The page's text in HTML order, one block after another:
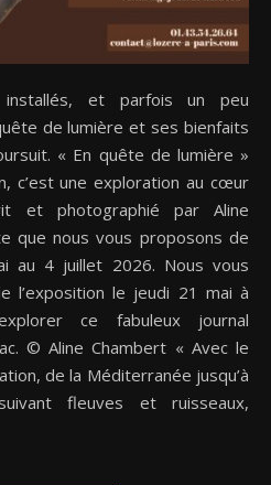
PARIS
de lumière et ses bienfaits
« En quête de lumière »
c’est une exploration au cœur
et photographié par Aline
que nous vous proposons de
au 4 juillet 2026. Nous vous
l’exposition le jeudi 21 mai à
ce fabuleux journal
© Aline Chambert « Avec le
de la Méditerranée jusqu’à
fleuves et ruisseaux,